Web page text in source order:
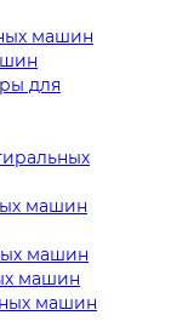
машин
для
машин
машин
машин
машин